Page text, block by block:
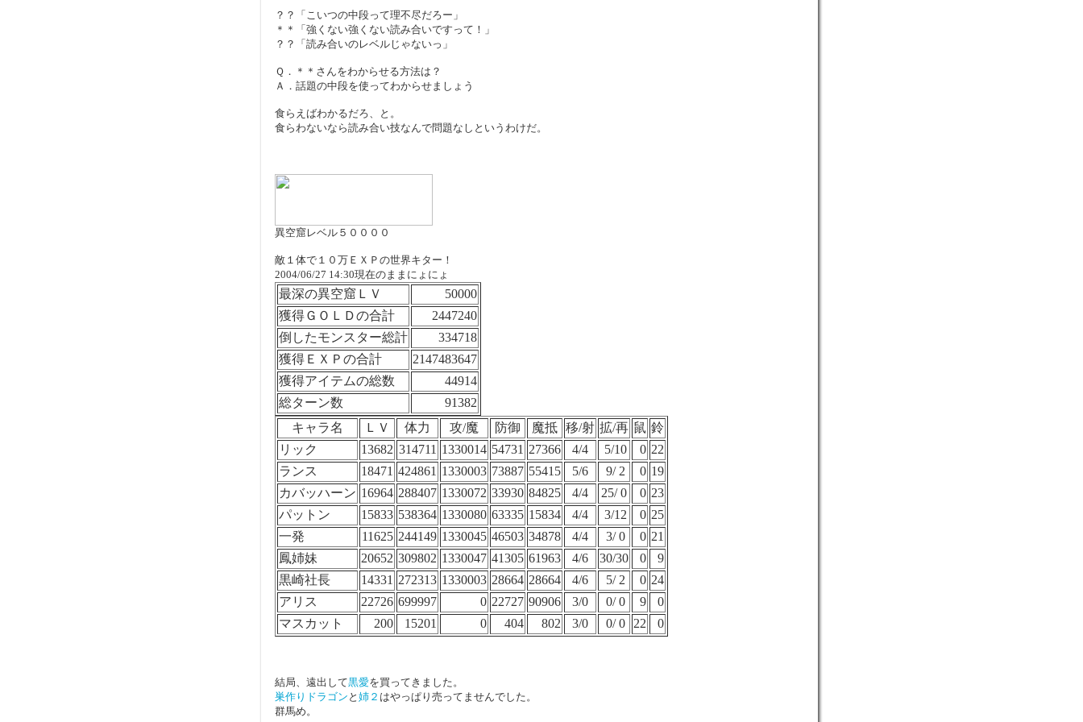
？？「こいつの中段って理不尽だろー」
＊＊「強くない強くない読み合いですって！」
？？「読み合いのレベルじゃないっ」
Ｑ．＊＊さんをわからせる方法は？
Ａ．話題の中段を使ってわからせましょう
食らえばわかるだろ、と。
食らわないなら読み合い技なんで問題なしというわけだ。
異空窟レベル５００００
敵１体で１０万ＥＸＰの世界キター！
2004/06/27 14:30現在のままにょにょ
最深の異空窟ＬＶ
50000
獲得ＧＯＬＤの合計
2447240
倒したモンスター総計
334718
獲得ＥＸＰの合計
2147483647
獲得アイテムの総数
44914
総ターン数
91382
キャラ名
ＬＶ 体力 攻/魔 防御 魔抵 移/射 拡/再 鼠 鈴
リック
13682 314711 1330014 54731 27366 4/4 5/10 0 22
ランス
18471 424861 1330003 73887 55415 5/6 9/ 2 0 19
カバッハーン 16964 288407 1330072 33930 84825 4/4 25/ 0 0 23
パットン
15833 538364 1330080 63335 15834 4/4 3/12 0 25
一発
11625 244149 1330045 46503 34878 4/4 3/ 0 0 21
鳳姉妹
20652 309802 1330047 41305 61963 4/6 30/30 0
9
黒崎社長
14331 272313 1330003 28664 28664 4/6 5/ 2 0 24
アリス
22726 699997 0 22727 90906 3/0 0/ 0 9
0
マスカット
200 15201 0 404 802 3/0 0/ 0 22 0
結局、遠出して黒愛を買ってきました。
巣作りドラゴン と 姉２ はやっぱり売ってませんでした。
群馬め。